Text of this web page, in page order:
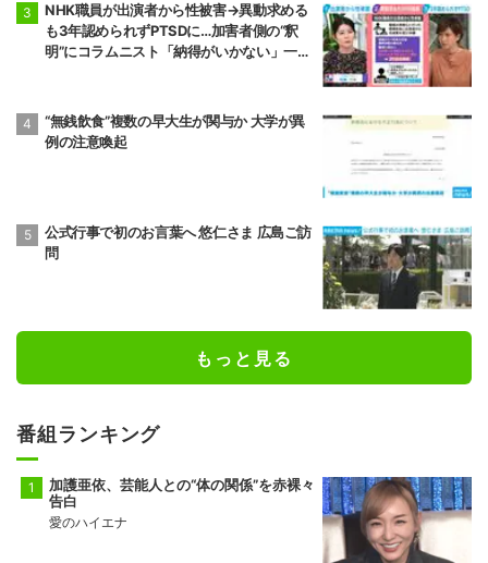
NHK職員が出演者から性被害→異動求める
も3年認められずPTSDに…加害者側の“釈
明”にコラムニスト「納得がいかない」一方
“無銭飲食”複数の早大生が関与か 大学が異
例の注意喚起
公式行事で初のお言葉へ 悠仁さま 広島ご訪
問
もっと見る
番組ランキング
加護亜依、芸能人との“体の関係”を赤裸々
告白
愛のハイエナ